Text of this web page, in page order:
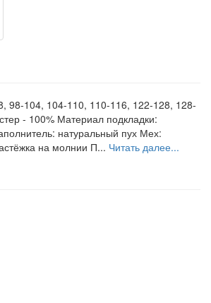
98-104, 104-110, 110-116, 122-128, 128-
- 100% Материал подкладки:
натуральный пух Мех:
на молнии П... Читать далее...